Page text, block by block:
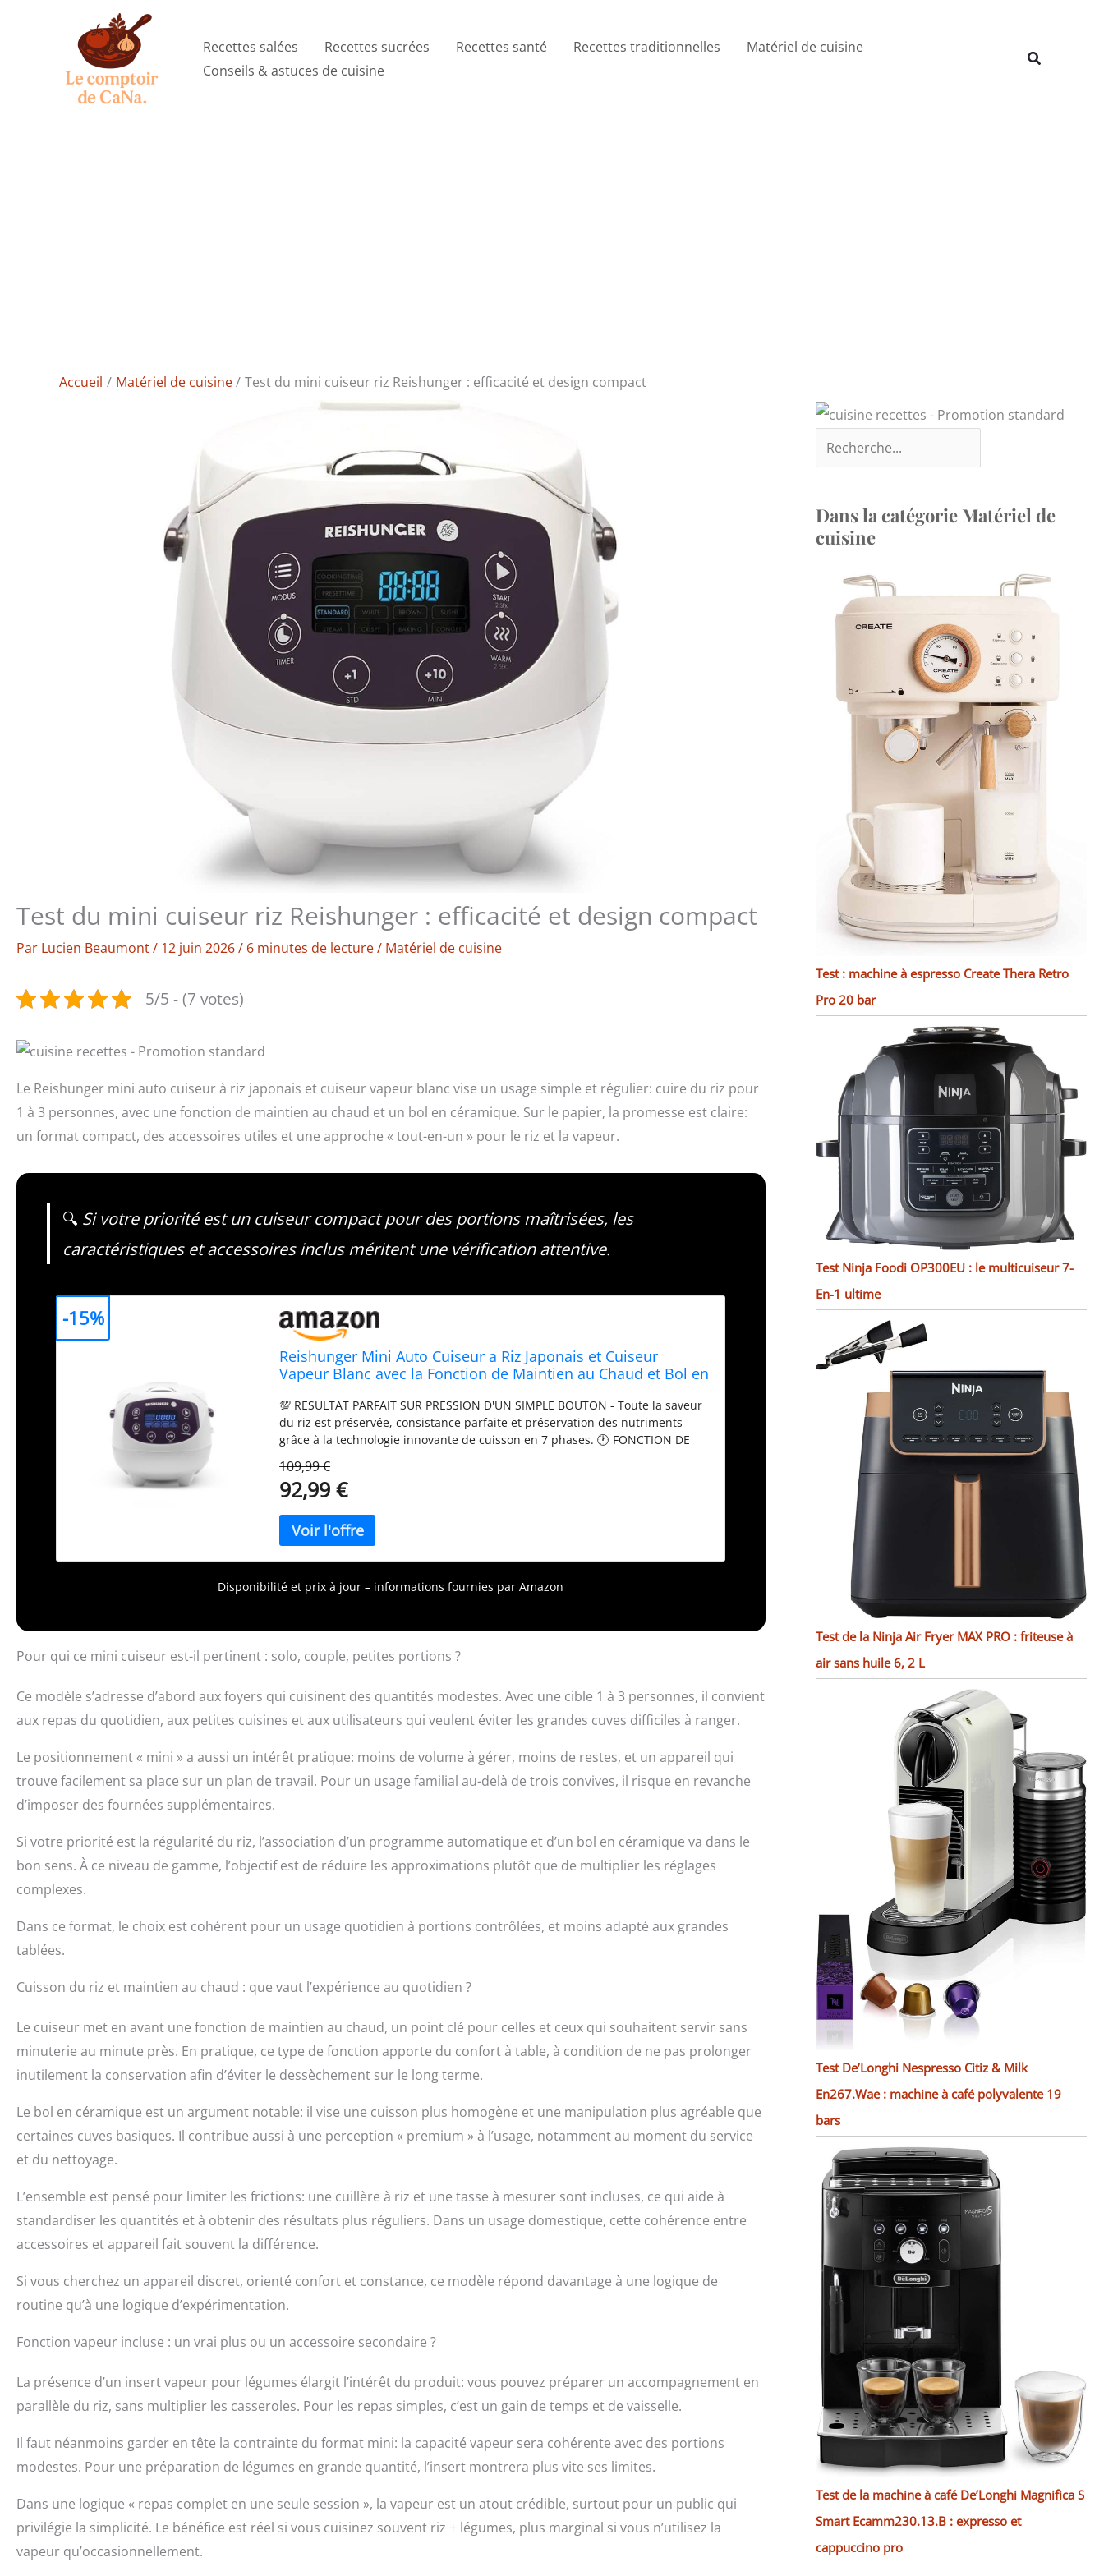
Recettes salées Recettes sucrées Recettes santé Recettes traditionnelles
Matériel de cuisine
Conseils & astuces de cuisine
Rechercher
Accueil Matériel de cuisine Test du mini cuiseur riz Reishunger : efficacité et design compact
Test du mini cuiseur riz Reishunger : efficacité et design compact
Par Lucien Beaumont/ 12 juin 2026/ 6 minutes de lecture/ Matériel de cuisine
5/5 - (7 votes)
Le Reishunger mini auto cuiseur à riz japonais et cuiseur vapeur blanc vise un usage simple et régulier: cuire du riz pour
1 à 3 personnes, avec une fonction de maintien au chaud et un bol en céramique. Sur le papier, la promesse est claire:
un format compact, des accessoires utiles et une approche « tout-en-un » pour le riz et la vapeur.
🔍 Si votre priorité est un cuiseur compact pour des portions maîtrisées, les
caractéristiques et accessoires inclus méritent une vérification attentive.
Reishunger Mini Auto Cuiseur a Riz Japonais et Cuiseur
Vapeur Blanc avec la Fonction de Maintien au Chaud et Bol en
personnes
💯 RESULTAT PARFAIT SUR PRESSION D'UN SIMPLE BOUTON - Toute la saveur
du riz est préservée, consistance parfaite et préservation des nutriments
grâce à la technologie innovante de cuisson en 7 phases. 🕐 FONCTION DE
savoureux au moment désiré avec une utilisation intuitive grâce à une
navigation simple dans le menu et un affichage moderne et bien éclairé. 🍚
modes de cuisson spéciaux 🙂 UTILISATION SIMPLE ET INTUITIVE - menus
clairs et faciles à sélectionner, grâce à son écran moderne et bien éclairé.
Intègre un minuteur et une fonction de maintien au chaud pour un riz
SUPÉRIEURE - Longue durée de vie / Fabrication de haute qualité / Ecran LED
Dimensions : 32 x 23 x 22 cm / Poids : 3,02 kg / Avec tasse à mesurer, cuillère
à riz, poêle à vapeur / Mode d'emploi détaillé
109,99 €
92,99 €
-15%
Disponibilité et prix à jour – informations fournies par Amazon
Pour qui ce mini cuiseur est-il pertinent : solo, couple, petites portions ?
Ce modèle s’adresse d’abord aux foyers qui cuisinent des quantités modestes. Avec une cible 1 à 3 personnes, il convient
aux repas du quotidien, aux petites cuisines et aux utilisateurs qui veulent éviter les grandes cuves difficiles à ranger.
Le positionnement « mini » a aussi un intérêt pratique: moins de volume à gérer, moins de restes, et un appareil qui
trouve facilement sa place sur un plan de travail. Pour un usage familial au-delà de trois convives, il risque en revanche
d’imposer des fournées supplémentaires.
Si votre priorité est la régularité du riz, l’association d’un programme automatique et d’un bol en céramique va dans le
bon sens. À ce niveau de gamme, l’objectif est de réduire les approximations plutôt que de multiplier les réglages
complexes.
Dans ce format, le choix est cohérent pour un usage quotidien à portions contrôlées, et moins adapté aux grandes
tablées.
Cuisson du riz et maintien au chaud : que vaut l’expérience au quotidien ?
Le cuiseur met en avant une fonction de maintien au chaud, un point clé pour celles et ceux qui souhaitent servir sans
minuterie au minute près. En pratique, ce type de fonction apporte du confort à table, à condition de ne pas prolonger
inutilement la conservation afin d’éviter le dessèchement sur le long terme.
Le bol en céramique est un argument notable: il vise une cuisson plus homogène et une manipulation plus agréable que
certaines cuves basiques. Il contribue aussi à une perception « premium » à l’usage, notamment au moment du service
et du nettoyage.
L’ensemble est pensé pour limiter les frictions: une cuillère à riz et une tasse à mesurer sont incluses, ce qui aide à
standardiser les quantités et à obtenir des résultats plus réguliers. Dans un usage domestique, cette cohérence entre
accessoires et appareil fait souvent la différence.
Si vous cherchez un appareil discret, orienté confort et constance, ce modèle répond davantage à une logique de
routine qu’à une logique d’expérimentation.
Fonction vapeur incluse : un vrai plus ou un accessoire secondaire ?
La présence d’un insert vapeur pour légumes élargit l’intérêt du produit: vous pouvez préparer un accompagnement en
parallèle du riz, sans multiplier les casseroles. Pour les repas simples, c’est un gain de temps et de vaisselle.
Il faut néanmoins garder en tête la contrainte du format mini: la capacité vapeur sera cohérente avec des portions
modestes. Pour une préparation de légumes en grande quantité, l’insert montrera plus vite ses limites.
Dans une logique « repas complet en une seule session », la vapeur est un atout crédible, surtout pour un public qui
privilégie la simplicité. Le bénéfice est réel si vous cuisinez souvent riz + légumes, plus marginal si vous n’utilisez la
vapeur qu’occasionnellement.
Dans la catégorie Matériel de
cuisine
Test : machine à espresso Create Thera Retro
Pro 20 bar
Test Ninja Foodi OP300EU : le multicuiseur 7-
En-1 ultime
Test de la Ninja Air Fryer MAX PRO : friteuse à
air sans huile 6, 2 L
Test De’Longhi Nespresso Citiz & Milk
En267.Wae : machine à café polyvalente 19
bars
Test de la machine à café De’Longhi Magnifica S
Smart Ecamm230.13.B : expresso et
cappuccino pro